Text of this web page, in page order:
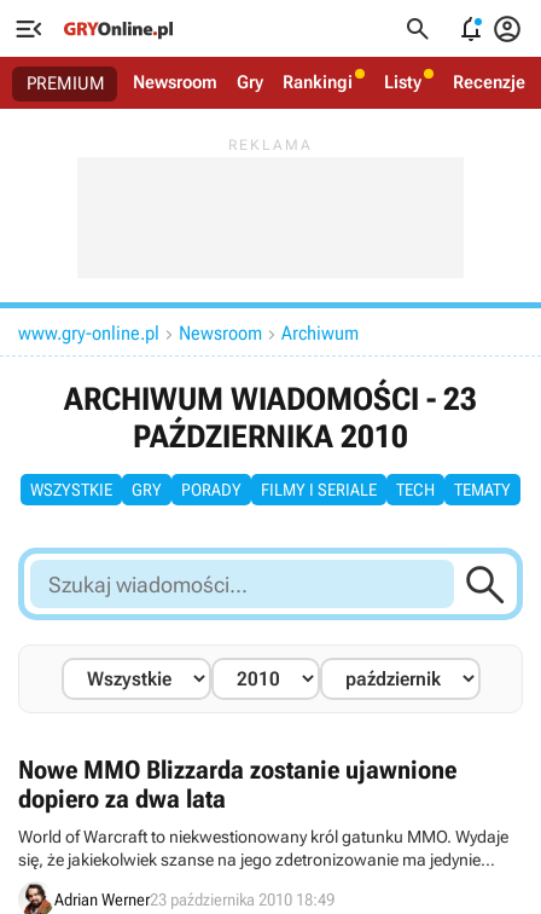
   
PREMIUM Newsroom Gry Rankingi Listy Recenzje
www.gry-online.pl  Newsroom  Archiwum
ARCHIWUM WIADOMOŚCI - 23
PAŹDZIERNIKA 2010
WSZYSTKIE GRY PORADY FILMY I SERIALE TECH TEMATY
Szukaj
wiadomości...

Nowe MMO Blizzarda zostanie ujawnione
dopiero za dwa lata
World of Warcraft to niekwestionowany król gatunku MMO. Wydaje
się, że jakiekolwiek szanse na jego zdetronizowanie ma jedynie
kolejna gra tego typu autorstwa Blizzarda. Już od pewnego czasu
wiemy, że taki projekt rzeczywiście znajduje się produkcji. Niestety
Adrian Werner23 października 2010 18:49